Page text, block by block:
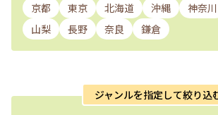
京都 東京 北海道 沖縄 神奈川
山梨
長野 奈良 鎌倉
ジャンルを指定して絞り込